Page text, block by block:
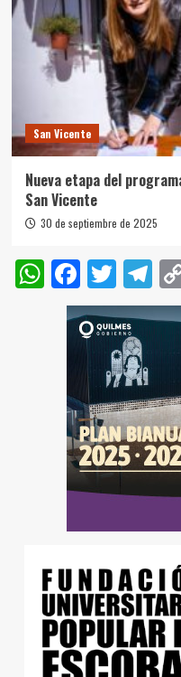
San Vicente
Nueva etapa del
San Vicente
30 de septiembre de 2025
WhatsApp